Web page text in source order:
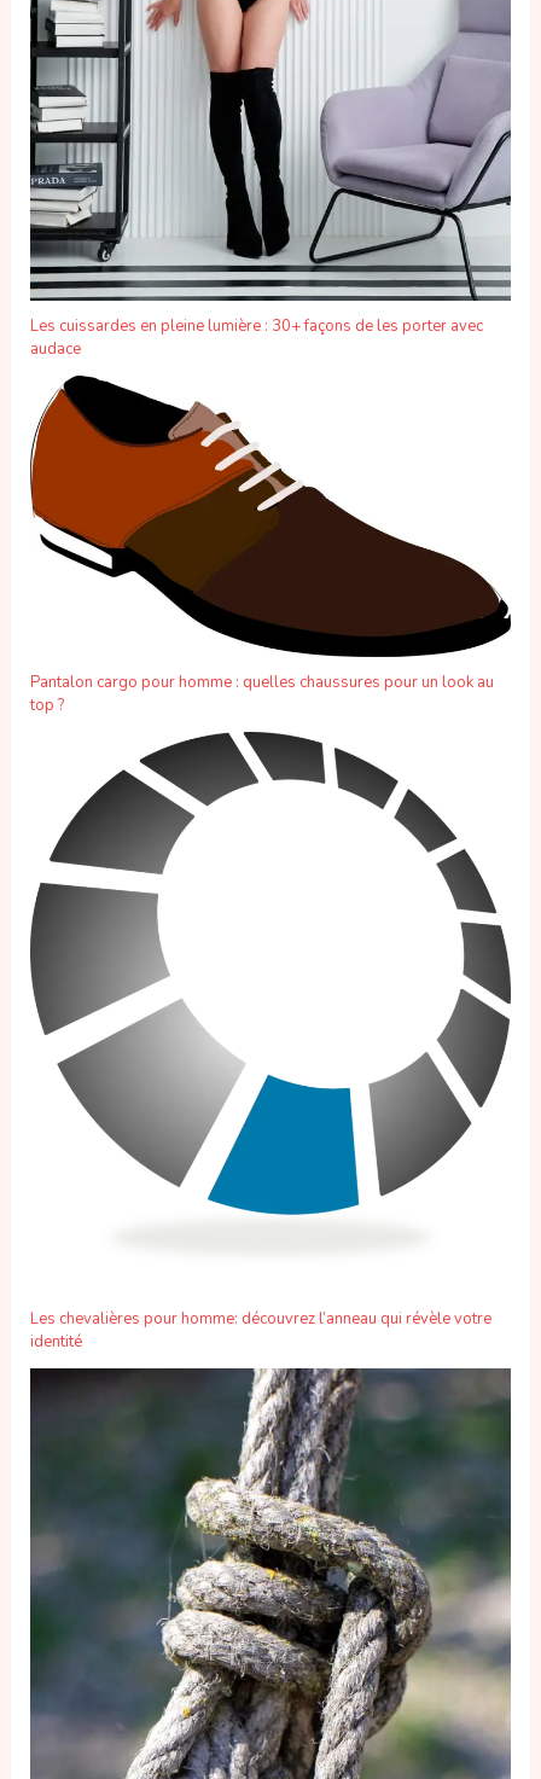
Les cuissardes en pleine lumière : 30+ façons de les porter avec
audace
Pantalon cargo pour homme : quelles chaussures pour un look au
top ?
Les chevalières pour homme: découvrez l’anneau qui révèle votre
identité